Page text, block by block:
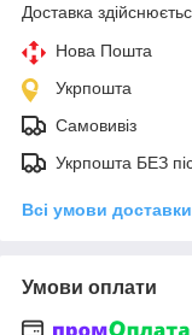
Доставка
Нова Пошта
Укрпошта
Самовивіз
Укрпошта БЕЗ
Всі умови доставки
Умови оплати